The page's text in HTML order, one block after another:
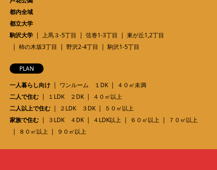
都内全域
都立大学
駒沢大学
上馬３-5丁目 弦巻1-3丁目
東が丘1,2丁目
柿の木坂3丁目
野沢2-4丁目 駒沢1-5丁目
PLAN
一人暮らし向け
ワンルーム １DK
４０㎡未満
二人で住む
１LDK ２DK
４０㎡以上
二人以上で住む
２LDK ３DK
５０㎡以上
家族で住む
３LDK ４DK ４LDK以上 ６０㎡以上
７０㎡以上
８０㎡以上
９０㎡以上